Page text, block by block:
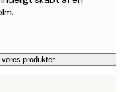
produkter